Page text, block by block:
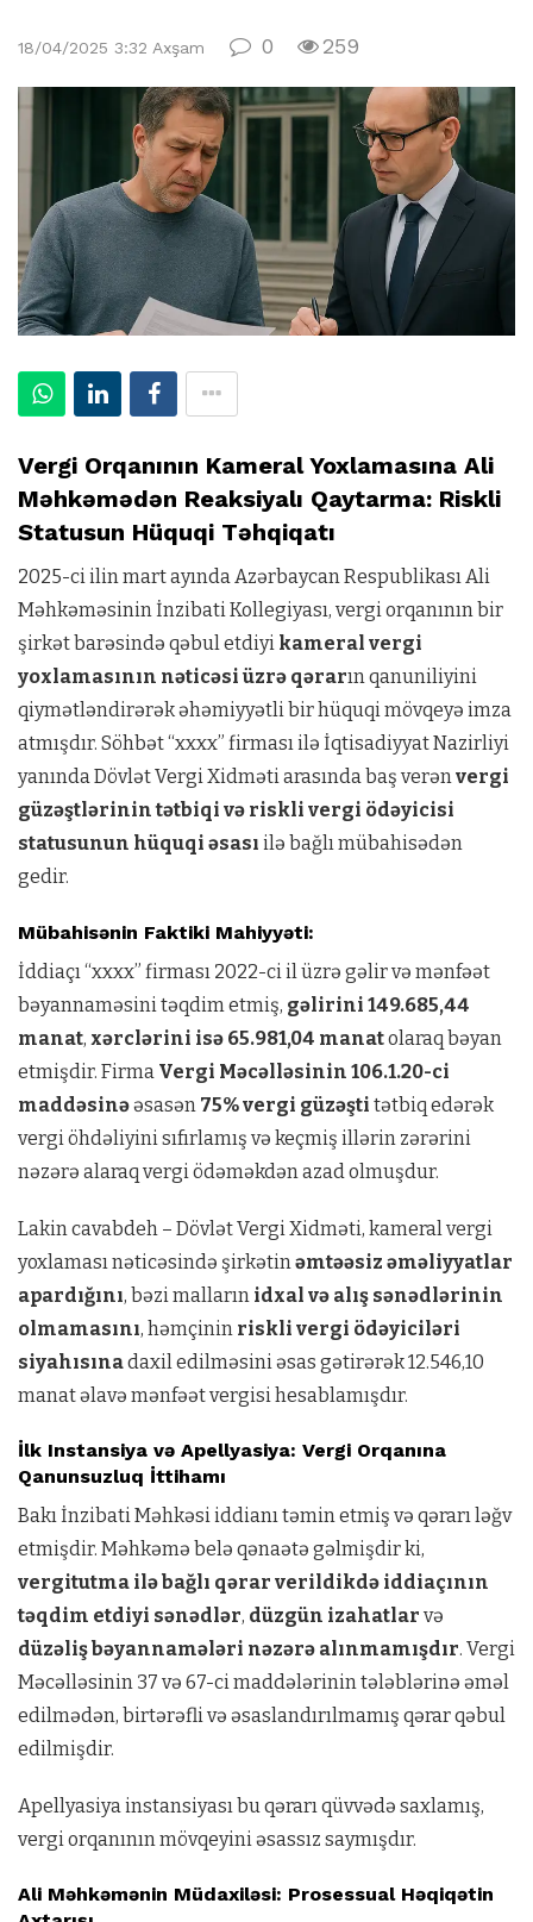
18/04/2025 3:32 Axşam 0 259
Vergi Orqanının Kameral Yoxlamasına Ali
Məhkəmədən Reaksiyalı Qaytarma: Riskli
Statusun Hüquqi Təhqiqatı
2025-ci ilin mart ayında Azərbaycan Respublikası Ali
Məhkəməsinin İnzibati Kollegiyası, vergi orqanının bir
şirkət barəsində qəbul etdiyi kameral vergi
yoxlamasının nəticəsi üzrə qərarın qanuniliyini
qiymətləndirərək əhəmiyyətli bir hüquqi mövqeyə imza
atmışdır. Söhbət “xxxx” firması ilə İqtisadiyyat Nazirliyi
yanında Dövlət Vergi Xidməti arasında baş verənvergi
güzəştlərinin tətbiqi və riskli vergi ödəyicisi
statusunun hüquqi əsası ilə bağlı mübahisədən
gedir.
Mübahisənin Faktiki Mahiyyəti:
İddiaçı “xxxx” firması 2022-ci il üzrə gəlir və mənfəət
bəyannaməsini təqdim etmiş, gəlirini 149.685,44
manat, xərclərini isə 65.981,04 manatolaraq bəyan
etmişdir. Firma Vergi Məcəlləsinin 106.1.20-ci
maddəsinəəsasən 75% vergi güzəşti tətbiq edərək
vergi öhdəliyini sıfırlamış və keçmiş illərin zərərini
nəzərə alaraq vergi ödəməkdən azad olmuşdur.
Lakin cavabdeh – Dövlət Vergi Xidməti, kameral vergi
yoxlaması nəticəsində şirkətin əmtəəsiz əməliyyatlar
apardığını, bəzi malların idxal və alış sənədlərinin
olmamasını, həmçinin riskli vergi ödəyiciləri
siyahısınadaxil edilməsini əsas gətirərək 12.546,10
manat əlavə mənfəət vergisi hesablamışdır.
İlk Instansiya və Apellyasiya: Vergi Orqanına
Qanunsuzluq İttihamı
Bakı İnzibati Məhkəsi iddianı təmin etmiş və qərarı ləğv
etmişdir. Məhkəmə belə qənaətə gəlmişdir ki,
vergitutma ilə bağlı qərar verildikdə iddiaçının
təqdim etdiyi sənədlər, düzgün izahatlar və
düzəliş bəyannamələri nəzərə alınmamışdır. Vergi
Məcəlləsinin 37 və 67-ci maddələrinin tələblərinə əməl
edilmədən, birtərəfli və əsaslandırılmamış qərar qəbul
edilmişdir.
Apellyasiya instansiyası bu qərarı qüvvədə saxlamış,
vergi orqanının mövqeyini əsassız saymışdır.
Ali Məhkəmənin Müdaxiləsi: Prosessual Həqiqətin